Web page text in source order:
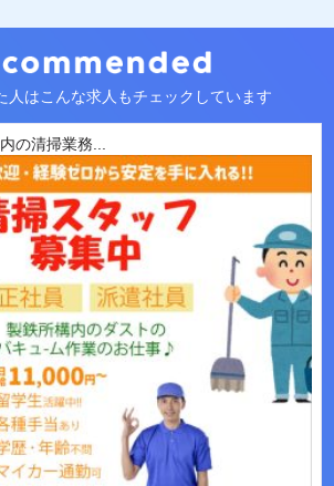
人はこんな求人もチェックしています
の清掃業務...